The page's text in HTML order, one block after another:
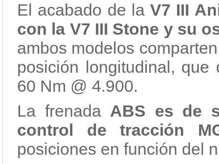
El acabado de laV7 III
con la V7 III Stone y su
ambos modelos
posición longitudinal,
60 Nm @ 4.900.
La frenada ABS es de
control de tracción
posiciones en función del